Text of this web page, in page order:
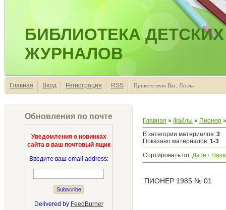
БИБЛИОТЕКА ДЕТСКИХ
ЖУРНАЛОВ
Главная Вход Регистрация RSS Приветствую Вас Гость
Обновления по почте
Уведомления о новинках
сайта в ваш почтовый ящик
Введите ваш email address:
Delivered by FeedBurner
Главная » Файлы » Пионер
В категории материалов: 3
Показано материалов: 1-3
Сортировать по: Дате ·
ПИОНЕР 1985 № 01